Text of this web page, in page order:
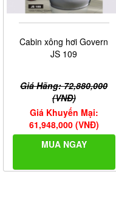
Cabin xông hơi Govern
JS 109
Giá Hãng: 72,880,000
(VNĐ)
Giá Khuyến Mại:
61,948,000 (VNĐ)
MUA NGAY